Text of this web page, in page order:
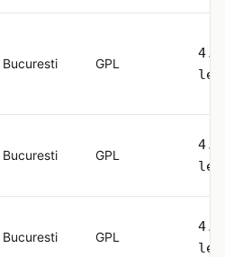
Bucuresti GPL
Bucuresti GPL
Bucuresti GPL